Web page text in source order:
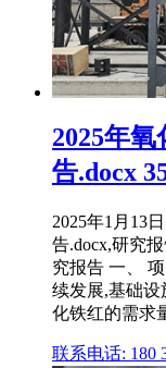
2025年
告.docx
2025年1月13
告.docx,研究
究报告 一、
续发展,基础
化铁红的需求
联系电话: 180